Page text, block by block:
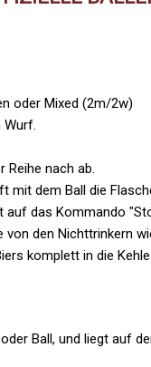
oder Mixed (2m/2w)
Wurf.
Reihe nach ab.
mit dem Ball die
das Kommando
den Nichttrinkern
komplett in die
Ball, und liegt auf